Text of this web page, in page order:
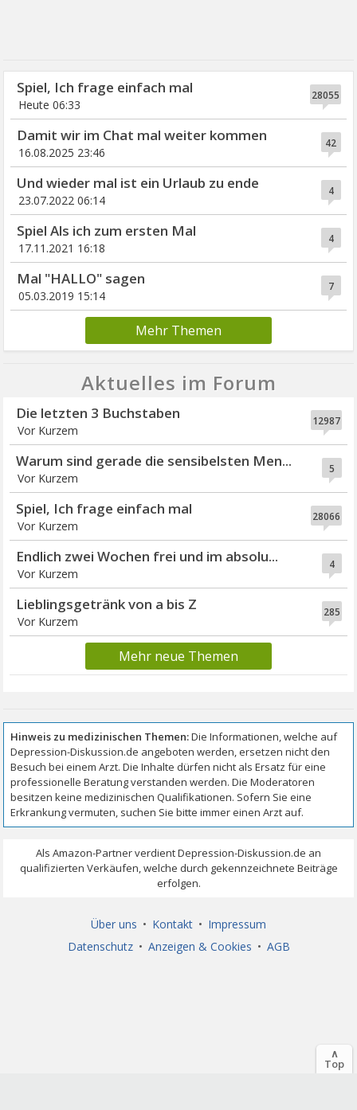
28055
Spiel, Ich frage einfach mal
Heute 06:33
42
Damit wir im Chat mal weiter kommen
16.08.2025 23:46
4
Und wieder mal ist ein Urlaub zu ende
23.07.2022 06:14
4
Spiel Als ich zum ersten Mal
17.11.2021 16:18
7
Mal "HALLO" sagen
05.03.2019 15:14
Mehr Themen
Aktuelles im Forum
12987
Die letzten 3 Buchstaben
Vor Kurzem
5
Warum sind gerade die sensibelsten Men...
Vor Kurzem
28066
Spiel, Ich frage einfach mal
Vor Kurzem
4
Endlich zwei Wochen frei und im absolu...
Vor Kurzem
285
Lieblingsgetränk von a bis Z
Vor Kurzem
Mehr neue Themen
Über uns • Kontakt • Impressum
Datenschutz • Anzeigen & Cookies • AGB
∧
Top